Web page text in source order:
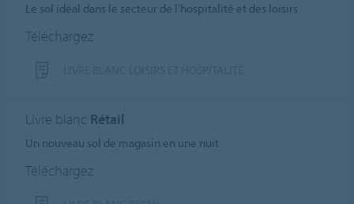
Le sol idéal dans le secteur de l’hospitalité et des loisirs
Téléchargez
Livre blanc Rétail
Un nouveau sol de magasin en une nuit
Téléchargez